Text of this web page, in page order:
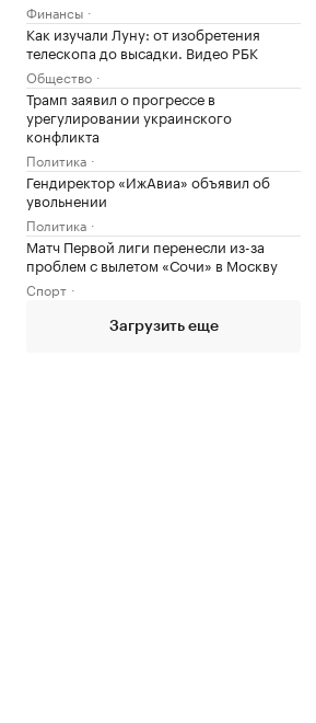
Финансы
Как изучали Луну: от изобретения
телескопа до высадки. Видео РБК
Общество
Трамп заявил о прогрессе в
урегулировании украинского
конфликта
Политика
Гендиректор «ИжАвиа» объявил об
увольнении
Политика
Матч Первой лиги перенесли из-за
проблем с вылетом «Сочи» в Москву
Спорт
Загрузить еще